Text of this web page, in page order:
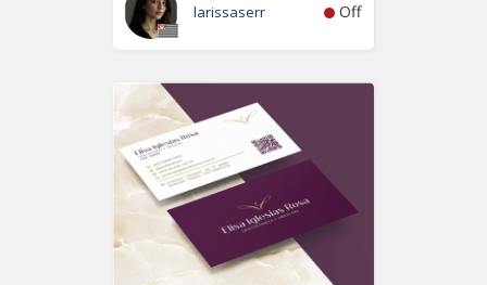
larissaserr Off